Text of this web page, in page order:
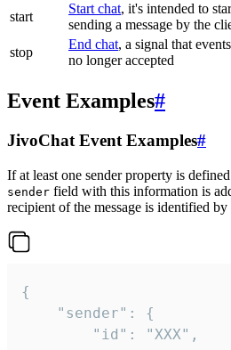
start
Start chat, it's intended to
sending a message by the
stop
End chat, a signal that
no longer accepted
Event Examples#
JivoChat Event Examples#
If at least one sender property is
sender field with this information is
recipient of the message is identified by
{